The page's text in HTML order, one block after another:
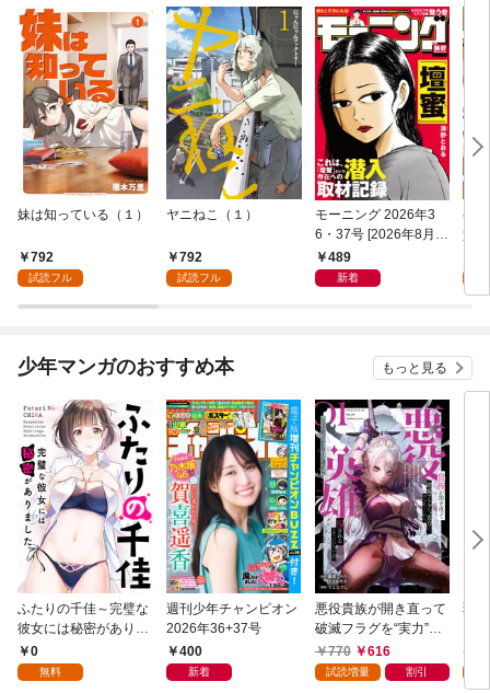
妹は知っている（１）
792
試読フル
ヤニねこ（１）
792
試読フル
モーニング 2026年3
6・37号 [2026年8月6
日発売]
489
新着
ゲ
貴
を
し
少年マンガのおすすめ本 もっと見る
ふたりの千佳～完璧な
彼女には秘密がありま
した(1)
0
無料
週刊少年チャンピオン
2026年36+37号
400
新着
悪役貴族が開き直って
破滅フラグを“実力”で
叩き折っていたら、い
つの間にかヒロイン達
770 616
試読増量 割引
弱